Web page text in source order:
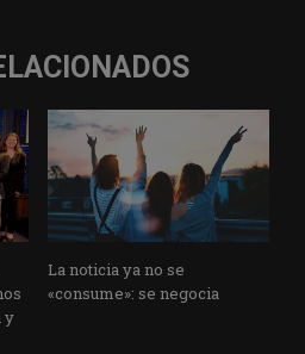
y
La noticia ya no se
«consume»: se negocia